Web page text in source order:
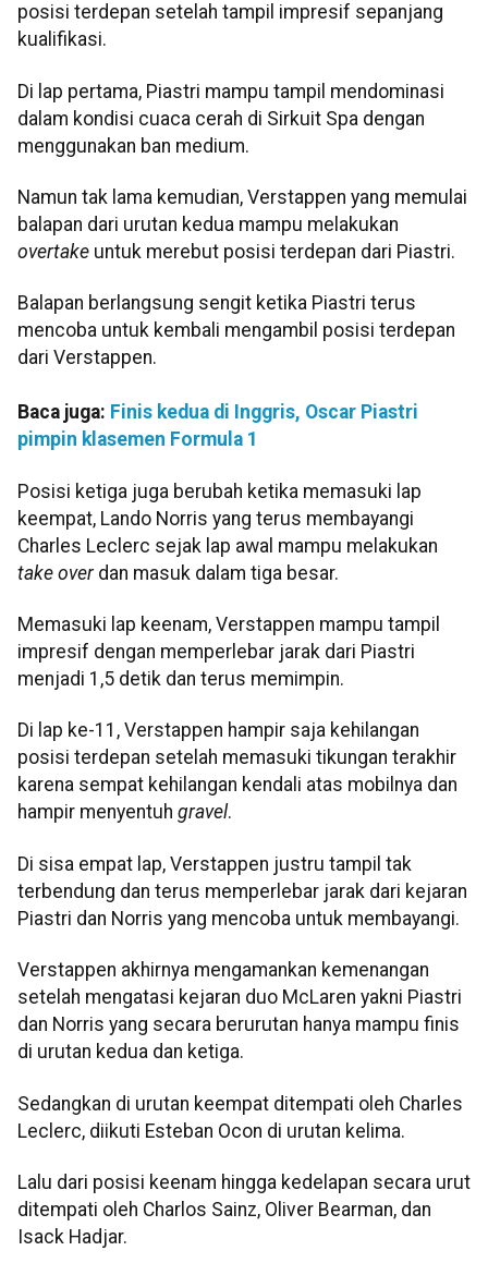
posisi terdepan setelah tampil impresif sepanjang
kualifikasi.
Di lap pertama, Piastri mampu tampil mendominasi
dalam kondisi cuaca cerah di Sirkuit Spa dengan
menggunakan ban medium.
Namun tak lama kemudian, Verstappen yang memulai
balapan dari urutan kedua mampu melakukan
overtake untuk merebut posisi terdepan dari Piastri.
Balapan berlangsung sengit ketika Piastri terus
mencoba untuk kembali mengambil posisi terdepan
dari Verstappen.
Baca juga: Finis kedua di Inggris, Oscar Piastri
pimpin klasemen Formula 1
Posisi ketiga juga berubah ketika memasuki lap
keempat, Lando Norris yang terus membayangi
Charles Leclerc sejak lap awal mampu melakukan
take overdan masuk dalam tiga besar.
Memasuki lap keenam, Verstappen mampu tampil
impresif dengan memperlebar jarak dari Piastri
menjadi 1,5 detik dan terus memimpin.
Di lap ke-11, Verstappen hampir saja kehilangan
posisi terdepan setelah memasuki tikungan terakhir
karena sempat kehilangan kendali atas mobilnya dan
hampir menyentuh gravel.
Di sisa empat lap, Verstappen justru tampil tak
terbendung dan terus memperlebar jarak dari kejaran
Piastri dan Norris yang mencoba untuk membayangi.
Verstappen akhirnya mengamankan kemenangan
setelah mengatasi kejaran duo McLaren yakni Piastri
dan Norris yang secara berurutan hanya mampu finis
di urutan kedua dan ketiga.
Sedangkan di urutan keempat ditempati oleh Charles
Leclerc, diikuti Esteban Ocon di urutan kelima.
Lalu dari posisi keenam hingga kedelapan secara urut
ditempati oleh Charlos Sainz, Oliver Bearman, dan
Isack Hadjar.